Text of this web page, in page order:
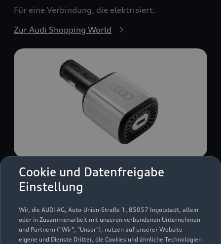
Cookie und Datenfreigabe
Einstellung
Wir, die AUDI AG, Auto-Union-Straße 1, 85057 Ingolstadt, allein
oder in Zusammenarbeit mit unseren verbundenen Unternehmen
und Partnern ("Wir", "Unser"), nutzen auf unserer Website
eigene und Dienste Dritter, die Cookies und ähnliche Technologien
Für eine Verbindung, die elektrisiert.
Zur Audi Shopping World
USB Power-Ladegerät
USB Power-Ladegerät für schnelles und
komfortables Laden von Mobiltelefonen, Tablets
oder Laptops.
Zur Audi Shopping World